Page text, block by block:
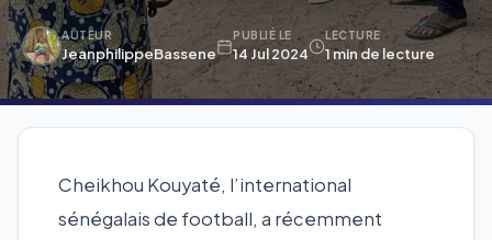
AUTEUR
JeanphilippeBassene
PUBLIÉ LE
14 Jul 2024
LECTURE
1 min de lecture
Cheikhou Kouyaté, l’international
sénégalais de football, a récemment